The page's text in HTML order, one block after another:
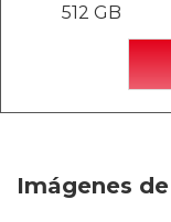
512 GB
Imágenes